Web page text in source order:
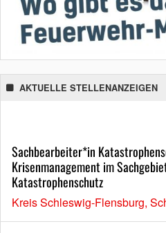
AKTUELLE STELLENANZEIGEN
Sachbearbeiter*in
Krisenmanagement im
Katastrophenschutz
Kreis Schleswig-Flensburg,